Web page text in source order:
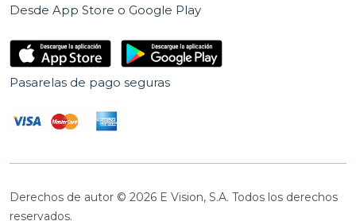
Desde App Store o Google Play
Pasarelas de pago seguras
Derechos de autor © 2026 E Vision, S.A. Todos los derechos
reservados.